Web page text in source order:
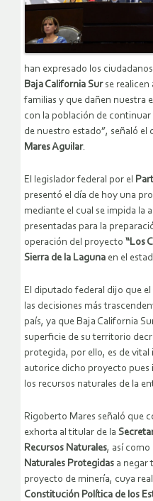
han expresado los
Baja California Surse realicen
familias y que dañen nuestra
con la población de
de nuestro estado”, señaló el
Mares Aguilar.
El legislador federal por el
presentó el día de hoy una
mediante el cual se impida la
presentadas para la
operación del proyecto “Los
Sierra de la Laguna en el
El diputado federal dijo que el
las decisiones más
país, ya que Baja California
superficie de su territorio
protegida, por ello, es de
autorice dicho proyecto
los recursos naturales de la
Rigoberto Mares señaló que
exhorta al titular de la
Recursos Naturales, así como
Naturales Protegidas a negar
proyecto de minería, cuya
Constitución Política de los